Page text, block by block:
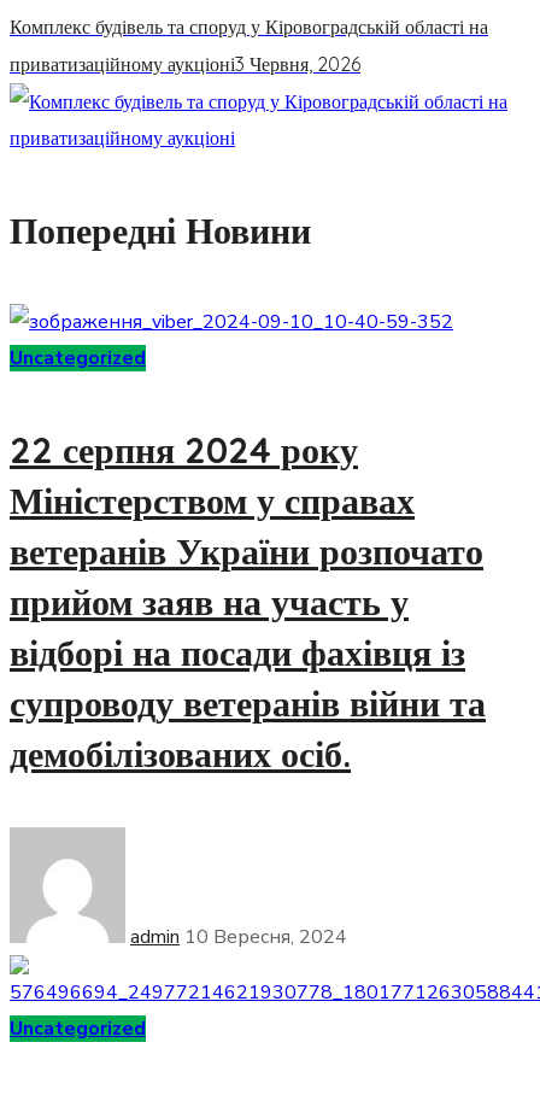
Комплекс будівель та споруд у Кіровоградській області на
приватизаційному аукціоні3 Червня, 2026
Попередні Новини
Uncategorized
22 серпня 2024 року
Міністерством у справах
ветеранів України розпочато
прийом заяв на участь у
відборі на посади фахівця із
супроводу ветеранів війни та
демобілізованих осіб.
admin 10 Вересня, 2024
Uncategorized